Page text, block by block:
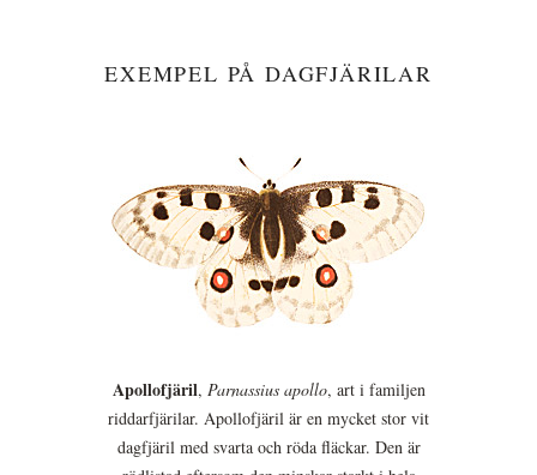
EXEMPEL PÅ DAGFJÄRILAR
Apollofjäril, Parnassius apollo, art i familjen
riddarfjärilar. Apollofjäril är en mycket stor vit
dagfjäril med svarta och röda fläckar. Den är